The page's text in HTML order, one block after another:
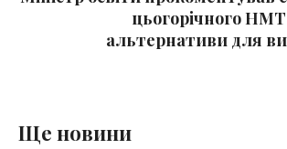
цьогорічного
альтернативи для
Ще новини